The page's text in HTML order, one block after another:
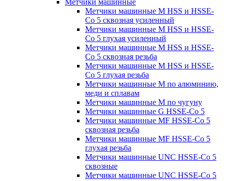
Метчики машинные
Метчики машинные M HSS и HSSE-
Co 5 сквозная усиленный
Метчики машинные M HSS и HSSE-
Co 5 глухая усиленный
Метчики машинные M HSS и HSSE-
Co 5 сквозная резьба
Метчики машинные M HSS и HSSE-
Co 5 глухая резьба
Метчики машинные M по алюминию,
меди и сплавам
Метчики машинные M по чугуну
Метчики машинные G HSSE-Co 5
Метчики машинные MF HSSE-Co 5
сквозная резьба
Метчики машинные MF HSSE-Co 5
глухая резьба
Метчики машинные UNC HSSE-Co 5
сквозные
Метчики машинные UNC HSSE-Co 5